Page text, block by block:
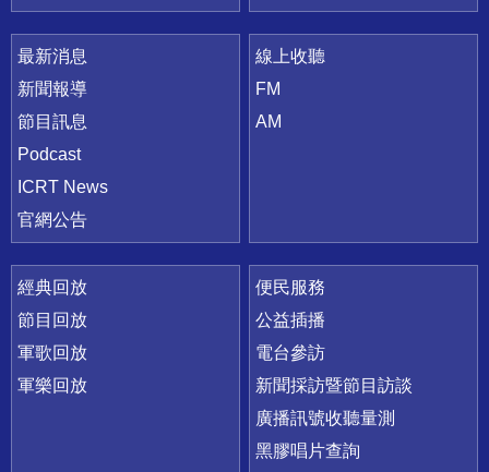
最新消息
新聞報導
節目訊息
Podcast
ICRT News
官網公告
線上收聽
FM
AM
經典回放
節目回放
軍歌回放
軍樂回放
便民服務
公益插播
電台參訪
新聞採訪暨節目訪談
廣播訊號收聽量測
黑膠唱片查詢